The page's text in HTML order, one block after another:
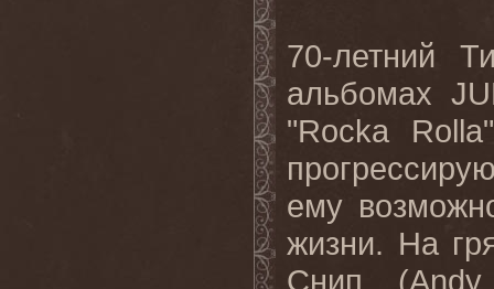
70-летний
альбомах
"Rocka Rolla
ему
жизни. На
Снип (Andy